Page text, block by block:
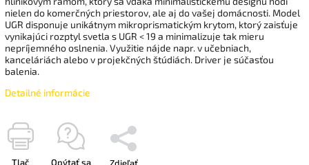
nielen do komerčných priestorov, ale aj do vašej domácnosti. Model
UGR disponuje unikátnym mikroprismatickým krytom, ktorý zaisťuje
vynikajúci rozptyl svetla s UGR < 19 a minimalizuje tak mieru
nepríjemného oslnenia. Využitie nájde napr. v učebniach,
kanceláriách alebo v projekčných štúdiách. Driver je súčasťou
balenia.
Detailné informácie
Tlač Opýtať sa Zdieľať